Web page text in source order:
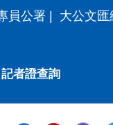
員公署 大公文匯
記者證查詢